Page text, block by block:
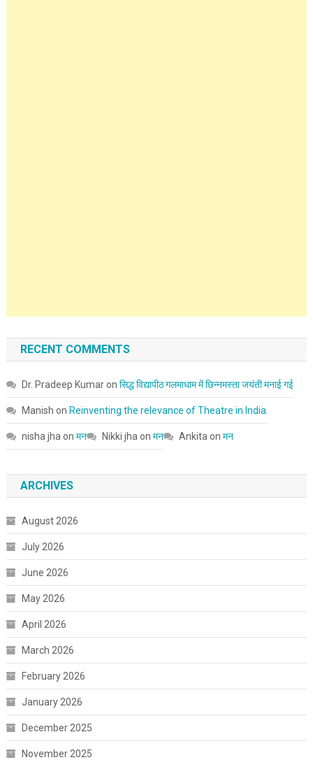
RECENT COMMENTS
Dr. Pradeep Kumaron सिद्ध विद्यापीठ गलमाधाम में छिन्नमस्ता जयंती मनाई गई
Manish on Reinventing the relevance of Theatre in India.
nisha jha on मन Nikki jha on मन Ankita on मन
ARCHIVES
August 2026
July 2026
June 2026
May 2026
April 2026
March 2026
February 2026
January 2026
December 2025
November 2025